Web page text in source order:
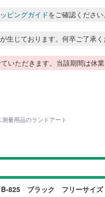
ピングガイドをご確認くださ
じております。何卒ご了承
いただきます。当該期間は休
量用品のランドアート
825 ブラック フリーサイズ